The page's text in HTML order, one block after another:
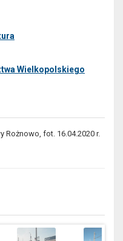
Wielkopolskiego
Rożnowo, fot. 16.04.2020 r.